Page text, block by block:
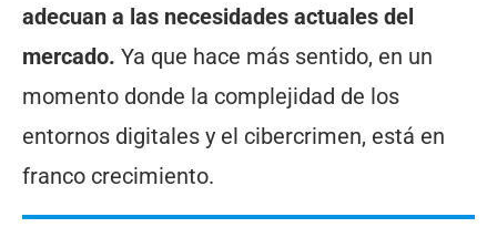
adecuan a las necesidades actuales del
mercado. Ya que hace más sentido, en un
momento donde la complejidad de los
entornos digitales y el cibercrimen, está en
franco crecimiento.